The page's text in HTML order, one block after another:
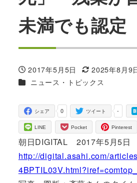
未満でも認定
投稿日
2017年5月5日
更新日
2025年8月9
カテゴリー
ニュース・トピックス
0
シェア -
ツイート
LINE Pocket Pinterest
朝日DIGITAL 2017年5月5日
http://digital.asahi.com/